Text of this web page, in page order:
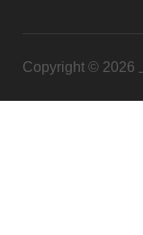
Copyright © 2026